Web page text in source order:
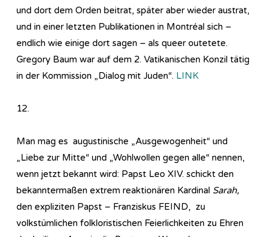
und dort dem Orden beitrat, später aber wieder austrat,
und in einer letzten Publikationen in Montréal sich –
endlich wie einige dort sagen – als queer outetete.
Gregory Baum war auf dem 2. Vatikanischen Konzil tätig
in der Kommission „Dialog mit Juden“. LINK
12.
Man mag es augustinische „Ausgewogenheit“ und
„Liebe zur Mitte“ und „Wohlwollen gegen alle“ nennen,
wenn jetzt bekannt wird: Papst Leo XIV. schickt den
bekanntermaßen extrem reaktionären Kardinal Sarah,
den expliziten Papst – Franziskus FEIND, zu
volkstümlichen folkloristischen Feierlichkeiten zu Ehren